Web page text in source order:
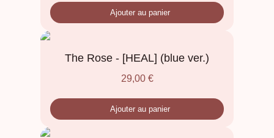
Ajouter au panier
The Rose - [HEAL] (blue ver.)
29,00 €
Ajouter au panier